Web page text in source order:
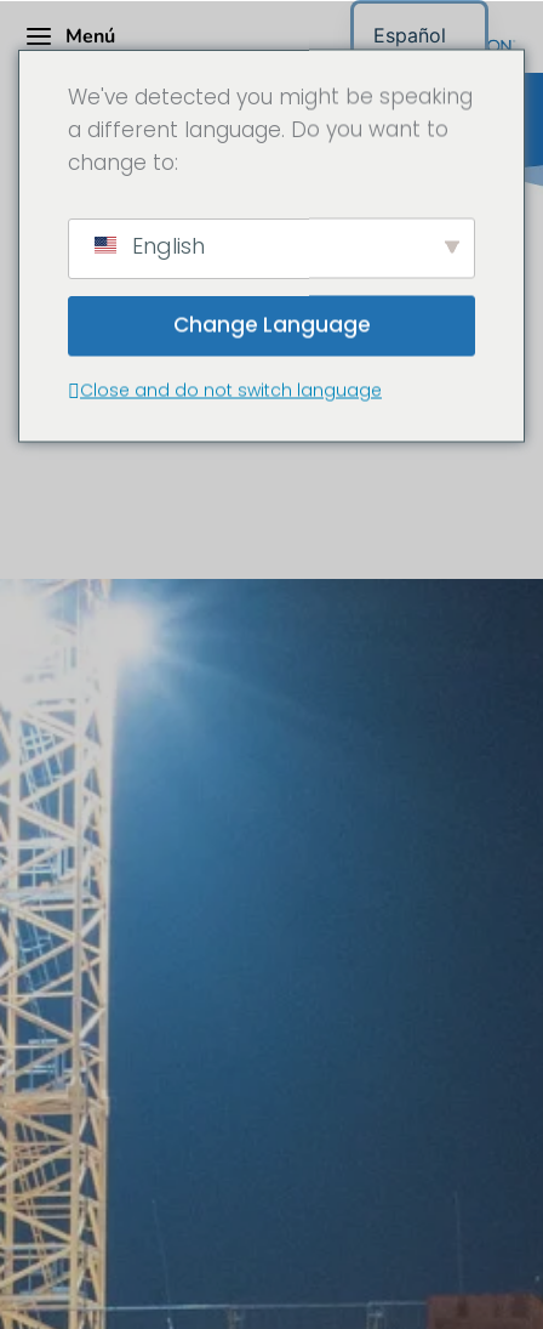
Menú
DOKA - Gleitbau en Seiersberg
- Cámara time-lapse en 6K
Nueva construcción de una
escalera y un hueco de ascensor en
We've detected you might be speaking
a different language. Do you want to
change to:
English
Change Language
Close and do not switch language
Español